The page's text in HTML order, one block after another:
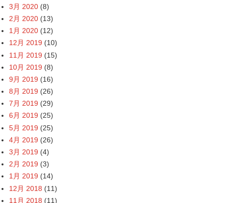
3月 2020 (8)
2月 2020 (13)
1月 2020 (12)
12月 2019 (10)
11月 2019 (15)
10月 2019 (8)
9月 2019 (16)
8月 2019 (26)
7月 2019 (29)
6月 2019 (25)
5月 2019 (25)
4月 2019 (26)
3月 2019 (4)
2月 2019 (3)
1月 2019 (14)
12月 2018 (11)
11月 2018 (11)